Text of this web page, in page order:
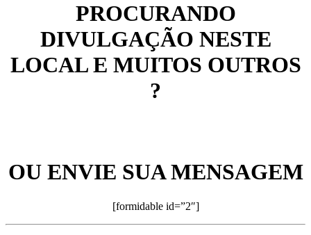
PROCURANDO
DIVULGAÇÃO NESTE
LOCAL E MUITOS OUTROS
?
OU ENVIE SUA MENSAGEM
[formidable id=”2″]